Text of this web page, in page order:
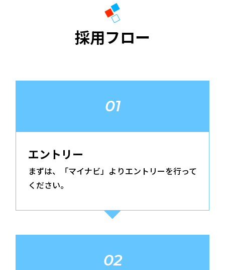
採用フロー
01
エントリー
まずは、「マイナビ」よりエントリーを行って
ください。
02